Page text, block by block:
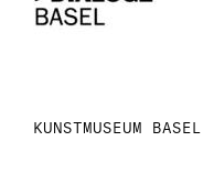
KUNSTMUSEUM BASEL